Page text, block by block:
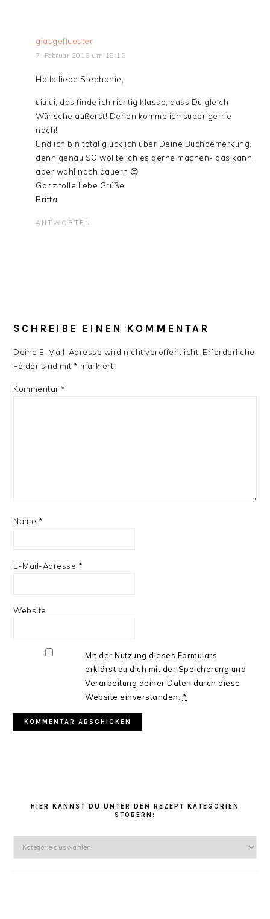
glasgefluester
7. Februar 2016 um 18:16
Hallo liebe Stephanie,
uiuiui, das finde ich richtig klasse, dass Du gleich
Wünsche äußerst! Denen komme ich super gerne
nach!
Und ich bin total glücklich über Deine Buchbemerkung,
denn genau SO wollte ich es gerne machen- das kann
aber wohl noch dauern 😉
Ganz tolle liebe Grüße
Britta
ANTWORTEN
SCHREIBE EINEN KOMMENTAR
Deine E-Mail-Adresse wird nicht veröffentlicht. Erforderliche
Felder sind mit * markiert
Kommentar *
Name *
E-Mail-Adresse *
Website
Mit der Nutzung dieses Formulars
erklärst du dich mit der Speicherung und
Verarbeitung deiner Daten durch diese
Website einverstanden. *
HIER KANNST DU UNTER DEN REZEPT KATEGORIEN
STÖBERN: